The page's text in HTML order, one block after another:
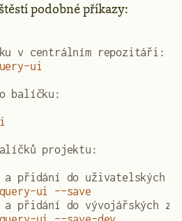
podobné příkazy:
v centrálním repozitáři:
ui
balíčku:
projektu:
a přidání do uživatelských
ui
--save
přidání do vývojářských